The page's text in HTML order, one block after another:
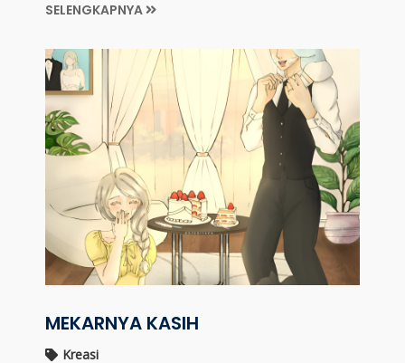
SELENGKAPNYA
MEKARNYA KASIH
Kreasi